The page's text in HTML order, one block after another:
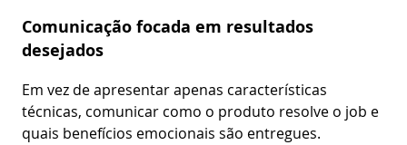
Comunicação focada em resultados
desejados
Em vez de apresentar apenas características
técnicas, comunicar como o produto resolve o job e
quais benefícios emocionais são entregues.